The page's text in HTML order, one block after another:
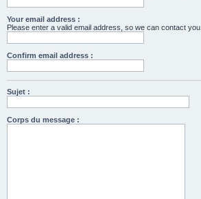
Your email address :
Please enter a valid email address, so we can contact you.
Confirm email address :
Sujet :
Corps du message :